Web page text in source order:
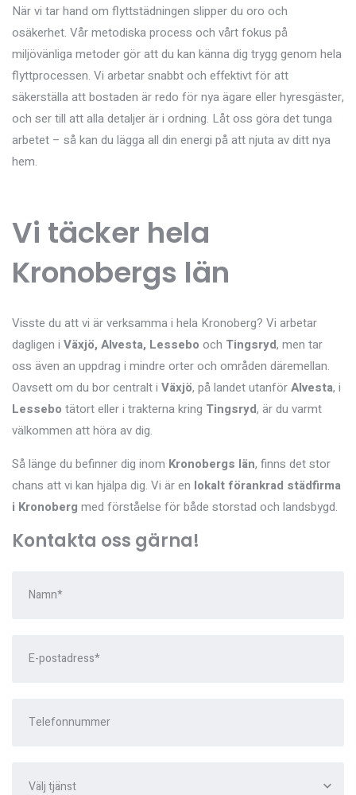
När vi tar hand om flyttstädningen slipper du oro och
osäkerhet. Vår metodiska process och vårt fokus på
miljövänliga metoder gör att du kan känna dig trygg genom hela
flyttprocessen. Vi arbetar snabbt och effektivt för att
säkerställa att bostaden är redo för nya ägare eller hyresgäster,
och ser till att alla detaljer är i ordning. Låt oss göra det tunga
arbetet – så kan du lägga all din energi på att njuta av ditt nya
hem.
Vi täcker hela
Kronobergs län
Visste du att vi är verksamma i hela Kronoberg? Vi arbetar
dagligen i Växjö, Alvesta, Lessebo och Tingsryd, men tar
oss även an uppdrag i mindre orter och områden däremellan.
Oavsett om du bor centralt i Växjö, på landet utanförAlvesta, i
Lessebo tätort eller i trakterna kring Tingsryd, är du varmt
välkommen att höra av dig.
Så länge du befinner dig inom Kronobergs län, finns det stor
chans att vi kan hjälpa dig. Vi är en lokalt förankrad städfirma
i Kronoberg med förståelse för både storstad och landsbygd.
Kontakta oss gärna!
Välj tjänst